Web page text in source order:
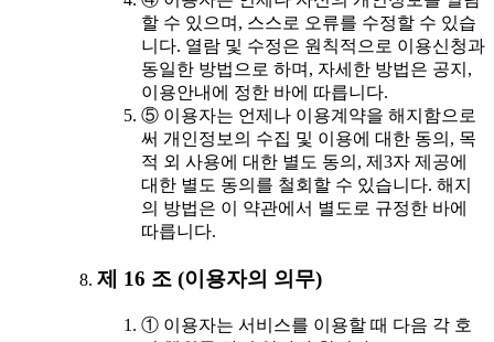
할 수 있으며, 스스로 오류를 수정할 수 있습
니다. 열람 및 수정은 원칙적으로 이용신청과
동일한 방법으로 하며, 자세한 방법은 공지,
이용안내에 정한 바에 따릅니다.
⑤ 이용자는 언제나 이용계약을 해지함으로
써 개인정보의 수집 및 이용에 대한 동의, 목
적 외 사용에 대한 별도 동의, 제3자 제공에
대한 별도 동의를 철회할 수 있습니다. 해지
의 방법은 이 약관에서 별도로 규정한 바에
따릅니다.
제 16 조 (이용자의 의무)
① 이용자는 서비스를 이용할 때 다음 각 호